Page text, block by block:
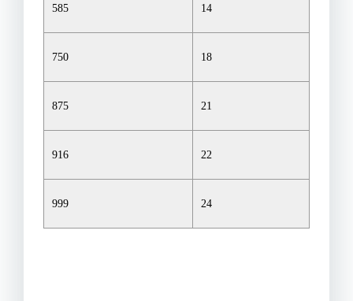
585 14
750 18
875 21
916 22
999 24